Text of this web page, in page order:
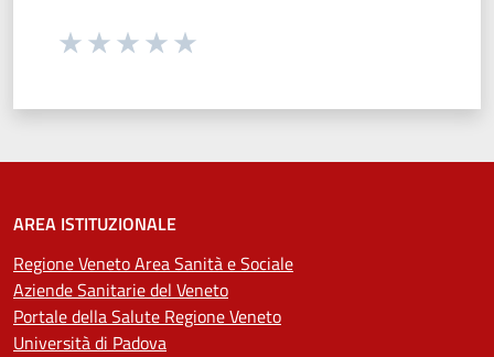
Seleziona una valutazione da 1 a 5 stelle
AREA ISTITUZIONALE
Regione Veneto Area Sanità e Sociale
Aziende Sanitarie del Veneto
Portale della Salute Regione Veneto
Università di Padova